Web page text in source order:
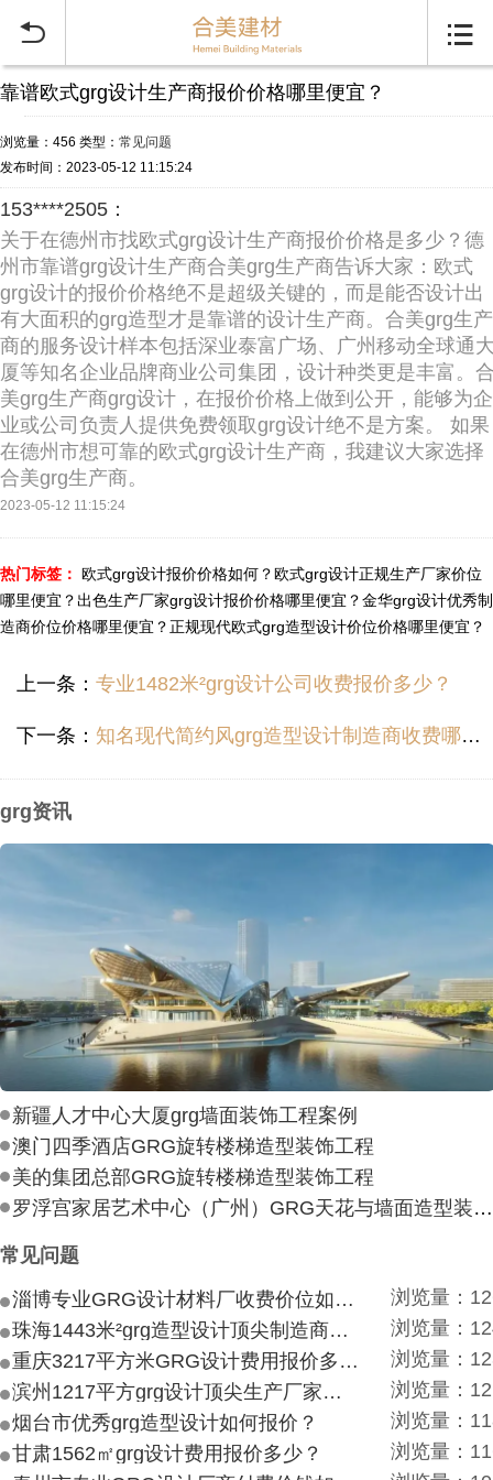
 
靠谱欧式grg设计生产商报价价格哪里便宜？
浏览量：456 类型： 常见问题
发布时间：2023-05-12 11:15:24
153****2505：
关于在德州市找欧式grg设计生产商报价价格是多少？德
州市靠谱grg设计生产商合美grg生产商告诉大家：欧式
grg设计的报价价格绝不是超级关键的，而是能否设计出
有大面积的grg造型才是靠谱的设计生产商。合美grg生产
商的服务设计样本包括深业泰富广场、广州移动全球通
厦等知名企业品牌商业公司集团，设计种类更是丰富。
美grg生产商grg设计，在报价价格上做到公开，能够为企
业或公司负责人提供免费领取grg设计绝不是方案。 如果
在德州市想可靠的欧式grg设计生产商，我建议大家选择
合美grg生产商。
2023-05-12 11:15:24
热门标签： 欧式grg设计报价价格如何？欧式grg设计正规生产厂家价位
哪里便宜？出色生产厂家grg设计报价价格哪里便宜？金华grg设计优秀制
造商价位价格哪里便宜？正规现代欧式grg造型设计价位价格哪里便宜？
上一条： 专业1482米²grg设计公司收费报价多少？
下一条： 知名现代简约风grg造型设计制造商收费哪里便宜？
grg资讯
新疆人才中心大厦grg墙面装饰工程案例
澳门四季酒店GRG旋转楼梯造型装饰工程
美的集团总部GRG旋转楼梯造型装饰工程
罗浮宫家居艺术中心（广州）GRG天花与墙面造型装饰工程
常见问题
淄博专业GRG设计材料厂收费价位如何？
浏览量：
珠海1443米²grg造型设计顶尖制造商付费付费多少？
浏览量：
重庆3217平方米GRG设计费用报价多少？
浏览量：
滨州1217平方grg设计顶尖生产厂家价目如何？
浏览量：
烟台市优秀grg造型设计如何报价？
浏览量：
甘肃1562㎡grg设计费用报价多少？
浏览量：